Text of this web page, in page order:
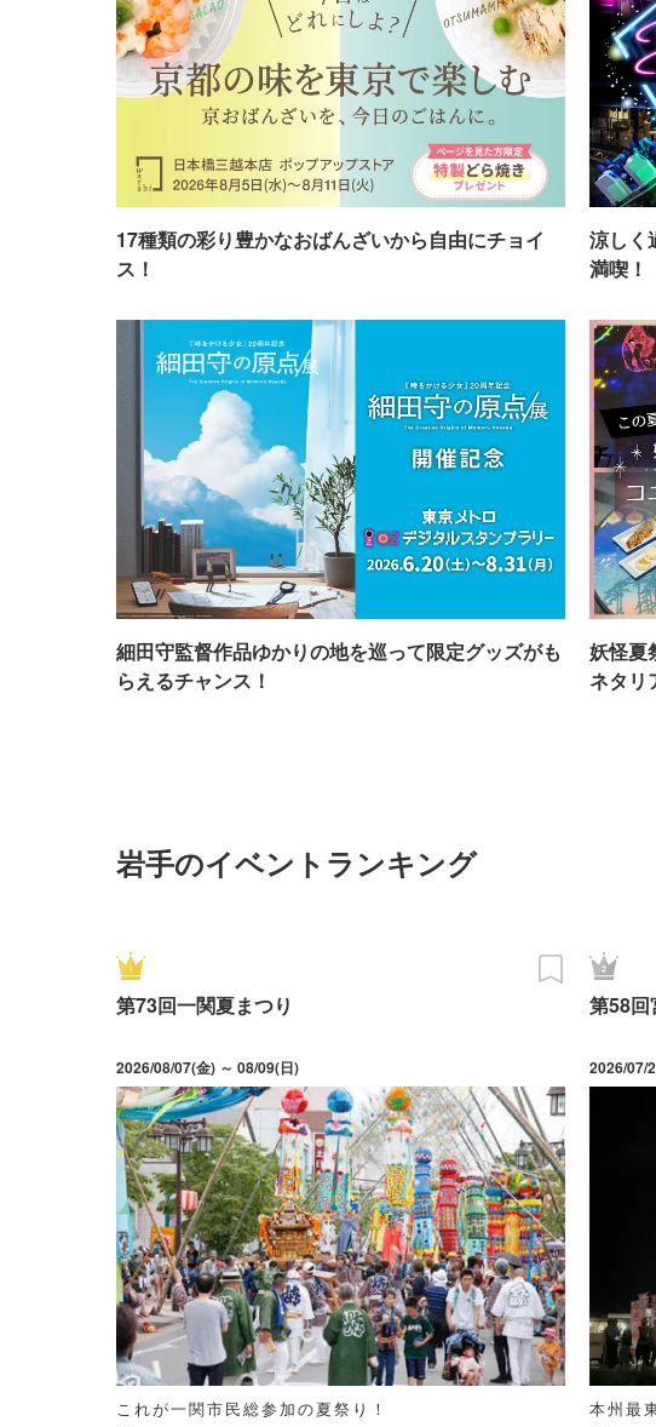
17種類の彩り豊かなおばんざいから自由にチョイ
ス！
涼しく
満喫！
細田守監督作品ゆかりの地を巡って限定グッズがも
らえるチャンス！
妖怪夏
ネタリ
岩手のイベントランキング
第73回一関夏まつり
2026/08/07(金) ～ 08/09(日)
これが一関市民総参加の夏祭り！
第58回
本州最